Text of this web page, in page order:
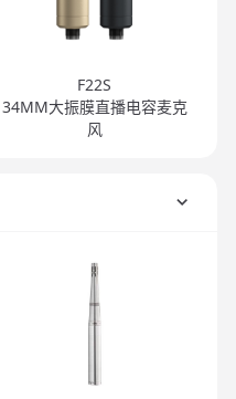
F22S
34MM大振膜直播电容麦克
风